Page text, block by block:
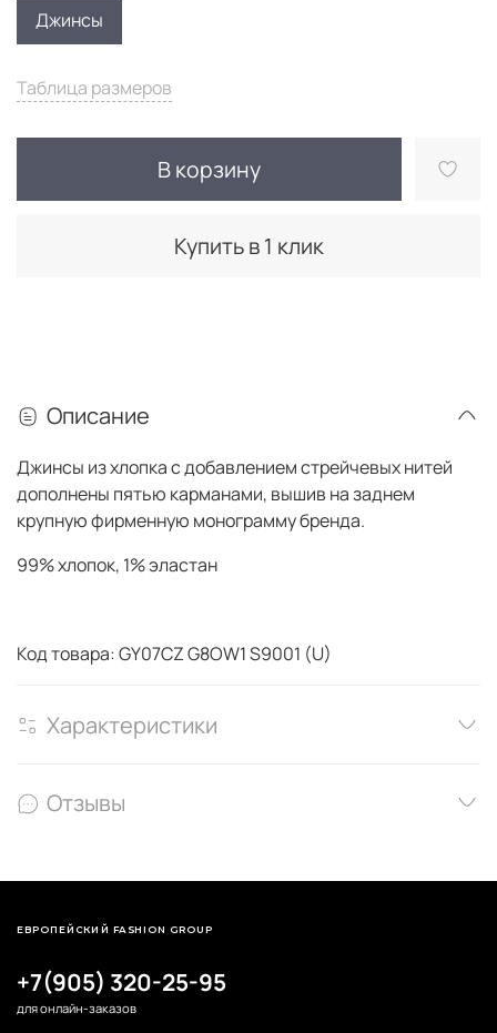
Таблица размеров
В корзину
Купить в 1 клик
Джинсы
Описание
Джинсы из хлопка с добавлением стрейчевых нитей
дополнены пятью карманами, вышив на заднем
крупную фирменную монограмму бренда.
99% хлопок, 1% эластан
Код товара: GY07CZ G8OW1 S9001 (U)
Характеристики
Отзывы
+7(905) 320-25-95
для онлайн-заказов
ЕВРОПЕЙСКИЙ FASHION GROUP